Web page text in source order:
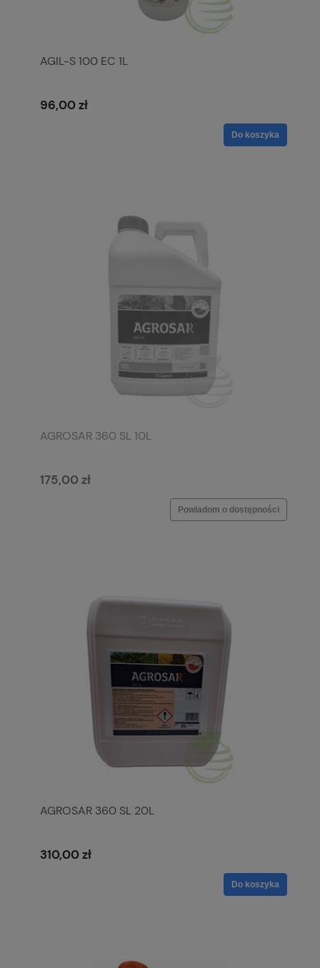
AGIL-S 100 EC 1L
96,00 zł
Do koszyka
AGROSAR 360 SL 10L
175,00 zł
Powiadom o dostępności
AGROSAR 360 SL 20L
310,00 zł
Do koszyka